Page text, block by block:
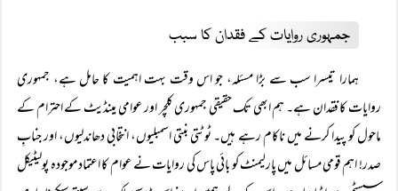
جمہوری روایات کے فقدان کا سبب
ہمارا تیسرا سب سے بڑا مسئلہ، جو اس وقت بہت اہمیت کا حامل ہے، جمہوری
روایات کا فقدان ہے۔ ہم ابھی تک حقیقی جمہوری کلچر اور عوامی مینڈیٹ کے احترام کے
ماحول کو پیدا کرنے میں ناکام رہے ہیں۔ ٹوٹتی بنتی اسمبلیوں، انتخابی دھاندلیوں، اور جنابِ
صدر! اہم قومی مسائل میں پارلیمنٹ کو بائی پاس کی روایات نے عوام کا اعتماد موجودہ پولیٹیکل